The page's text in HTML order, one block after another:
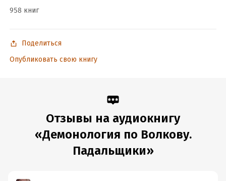
958 книг
Поделиться
Опубликовать свою книгу
Отзывы на аудиокнигу
«Демонология по Волкову.
Падальщики»